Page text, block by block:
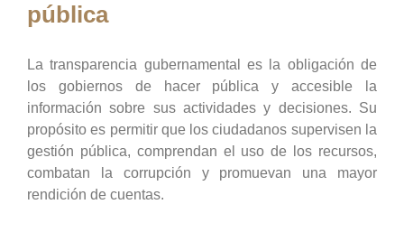
pública
La transparencia gubernamental es la obligación de
los gobiernos de hacer pública y accesible la
información sobre sus actividades y decisiones. Su
propósito es permitir que los ciudadanos supervisen la
gestión pública, comprendan el uso de los recursos,
combatan la corrupción y promuevan una mayor
rendición de cuentas.